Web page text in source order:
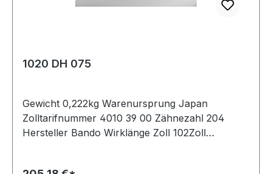
1020 DH 075
Gewicht 0,222kg Warenursprung Japan
Zolltarifnummer 4010 39 00 Zähnezahl 204
Hersteller Bando Wirklänge Zoll 102Zoll